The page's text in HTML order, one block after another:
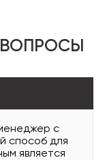
ВОПРОСЫ
с
способ для
является